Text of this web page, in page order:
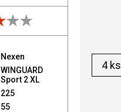
Nexen
WINGUARD
Sport 2 XL
225
55
ks